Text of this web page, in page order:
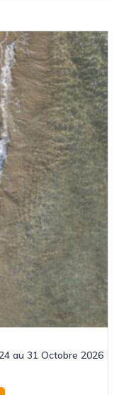
au 31 Octobre 2026